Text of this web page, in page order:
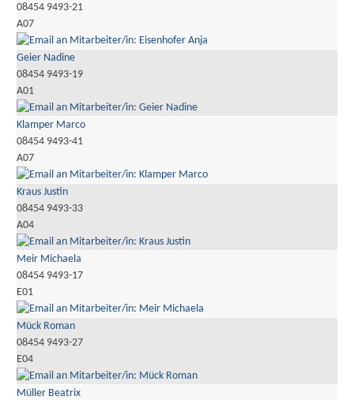
08454 9493-21
A07
Geier Nadine
08454 9493-19
A01
Klamper Marco
08454 9493-41
A07
Kraus Justin
08454 9493-33
A04
Meir Michaela
08454 9493-17
E01
Mück Roman
08454 9493-27
E04
Müller Beatrix